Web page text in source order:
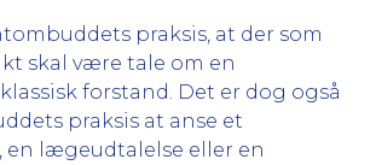
praksis, at der som
skal være tale om en
forstand. Det er dog også
praksis at anse et
lægeudtalelse eller en